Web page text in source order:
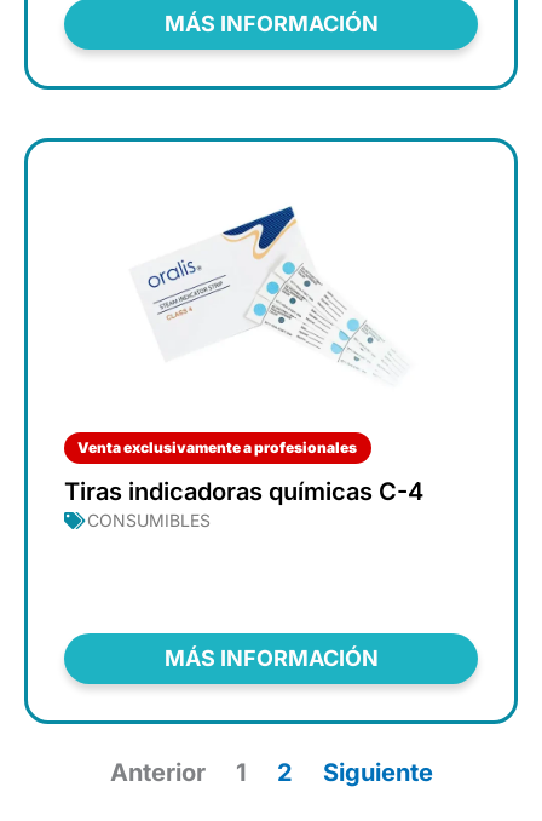
MÁS INFORMACIÓN
Venta exclusivamente a profesionales
Tiras indicadoras químicas C-4
CONSUMIBLES
MÁS INFORMACIÓN
Anterior 1 2 Siguiente